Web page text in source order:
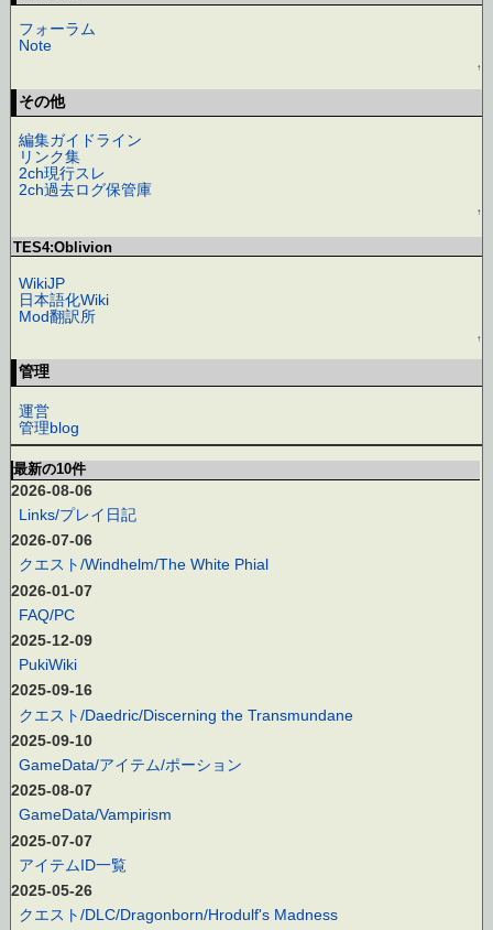
フォーラム
Note
↑
その他
編集ガイドライン
リンク集
2ch現行スレ
2ch過去ログ保管庫
↑
TES4:Oblivion
WikiJP
日本語化Wiki
Mod翻訳所
↑
管理
運営
管理blog
最新の10件
2026-08-06
Links/プレイ日記
2026-07-06
クエスト/Windhelm/The White Phial
2026-01-07
FAQ/PC
2025-12-09
PukiWiki
2025-09-16
クエスト/Daedric/Discerning the Transmundane
2025-09-10
GameData/アイテム/ポーション
2025-08-07
GameData/Vampirism
2025-07-07
アイテムID一覧
2025-05-26
クエスト/DLC/Dragonborn/Hrodulf's Madness